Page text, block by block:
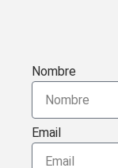
Nombre
Email